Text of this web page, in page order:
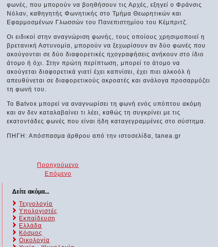
φωνές, που μπορούν να βοηθήσουν τις Αρχές, εξηγεί ο Φράνσις
Νόλαν, καθηγητής Φωνητικής στο Τμήμα Θεωρητικών και
Εφαρμοσμένων Γλωσσών του Πανεπιστημίου του Κέμπριτζ.
Οι ειδικοί στην αναγνώριση φωνής, τους οποίους χρησιμοποιεί η
βρετανική Αστυνομία, μπορούν να ξεχωρίσουν αν δύο φωνές που
ακούγονται σε δύο διαφορετικές ηχογραφήσεις ανήκουν στο ίδιο
άτομο ή όχι. Στην πρώτη περίπτωση, μπορεί το άτομο να
ακούγεται διαφορετικά γιατί έχει καπνίσει, έχει πιει αλκοόλ ή
απευθύνεται σε διαφορετικούς ακροατές και ανάλογα προσαρμόζει
τη φωνή του.
Το Batvox μπορεί να αναγνωρίσει τη φωνή ενός υπόπτου ακόμη
και αν δεν καταλαβαίνει τι λέει, καθώς τη συγκρίνει με τις
εκατοντάδες φωνές που είναι ήδη καταγεγραμμένες στο σύστημα.
ΠΗΓΗ: Απόσπασμα άρθρου από την ιστοσελίδα, tanea.gr
Προηγούμενο
Επόμενο
Δείτε ακόμα...
Τεχνολογία
Υπολογιστές
Εκπαίδευση
Ελλάδα
Κόσμος
Οικολογία